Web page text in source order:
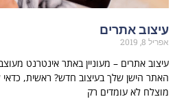
עיצוב אתרים
אפריל 8, 2019
עיצוב אתרים – מעוניין באתר אינטרנט
האתר הישן שלך בעיצוב חדש? ראשית, כדאי
מוצלח לא עומדים רק